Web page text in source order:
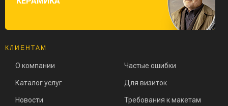
КЛИЕНТАМ
О компании
Каталог услуг
Новости
Частые ошибки
Для визиток
Требования к макетам